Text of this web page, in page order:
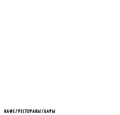
КАФЕ / РЕСТОРАНЫ / БАРЫ